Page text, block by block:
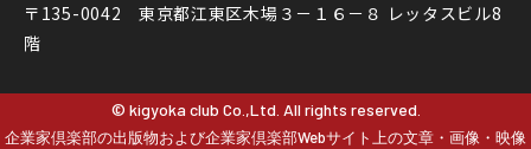
〒135-0042 東京都江東区木場３－１６－８ レッタスビル8
階
© kigyoka club Co.,Ltd. All rights reserved.
企業家倶楽部の出版物および企業家倶楽部Webサイト上の文章・画像・映像